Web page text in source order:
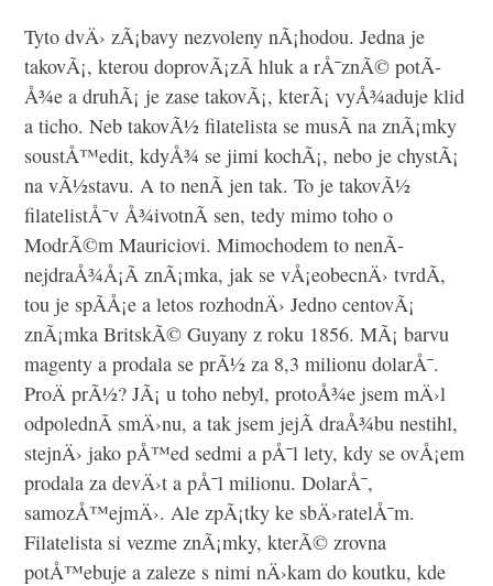
Tyto dvÄ› zÃ¡bavy nezvoleny nÃ¡hodou. Jedna je
takovÃ¡, kterou doprovÃ¡zÃ­ hluk a rÅ¯znÃ© potÃ­
Å¾e a druhÃ¡ je zase takovÃ¡, kterÃ¡ vyÅ¾aduje klid
a ticho. Neb takovÃ½ filatelista se musÃ­ na znÃ¡mky
soustÅ™edit, kdyÅ¾ se jimi kochÃ¡, nebo je chystÃ¡
na vÃ½stavu. A to nenÃ­ jen tak. To je takovÃ½
filatelistÅ¯v Å¾ivotnÃ­ sen, tedy mimo toho o
ModrÃ©m Mauriciovi. Mimochodem to nenÃ­
nejdraÅ¾Å¡Ã­ znÃ¡mka, jak se vÅ¡eobecnÄ› tvrdÃ­,
tou je spÃ­Å¡e a letos rozhodnÄ› Jedno centovÃ¡
znÃ¡mka BritskÃ© Guyany z roku 1856. MÃ¡ barvu
magenty a prodala se prÃ½ za 8,3 milionu dolarÅ¯.
ProÄ prÃ½? JÃ¡ u toho nebyl, protoÅ¾e jsem mÄ›l
odpolednÃ­ smÄ›nu, a tak jsem jejÃ­ draÅ¾bu nestihl,
stejnÄ› jako pÅ™ed sedmi a pÅ¯l lety, kdy se ovÅ¡em
prodala za devÄ›t a pÅ¯l milionu. DolarÅ¯,
samozÅ™ejmÄ›. Ale zpÃ¡tky ke sbÄ›ratelÅ¯m.
Filatelista si vezme znÃ¡mky, kterÃ© zrovna
potÅ™ebuje a zaleze s nimi nÄ›kam do koutku, kde